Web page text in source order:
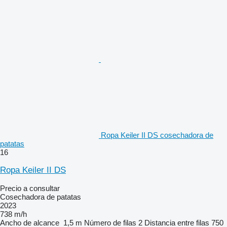
Ropa Keiler II DS cosechadora de
patatas
16
Ropa Keiler II DS
Precio a consultar
Cosechadora de patatas
2023
738 m/h
Ancho de alcance 1,5 m Número de filas 2 Distancia entre filas 750